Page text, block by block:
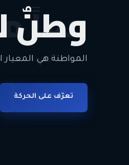
وطنٌ
المواطنة هي المعيار
تعرّف على الحركة
معاً
الحرية • الوحدة •
انضم للحركة